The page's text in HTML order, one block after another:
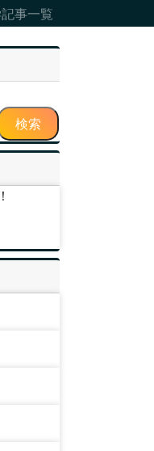
事一覧
検索